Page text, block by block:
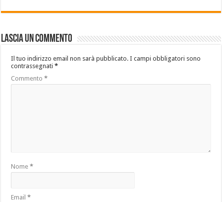
Lascia un commento
Il tuo indirizzo email non sarà pubblicato. I campi obbligatori sono
contrassegnati*
Commento*
Nome*
Email*